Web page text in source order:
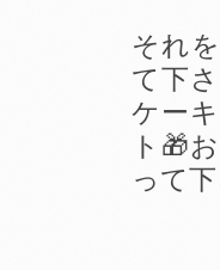
それ
て下
ケー
ト🎁
って